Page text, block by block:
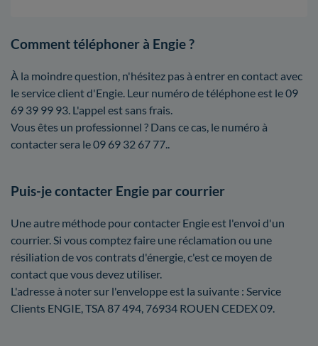
Comment téléphoner à Engie ?
À la moindre question, n'hésitez pas à entrer en contact avec
le service client d'Engie. Leur numéro de téléphone est le 09
69 39 99 93. L'appel est sans frais.
Vous êtes un professionnel ? Dans ce cas, le numéro à
contacter sera le 09 69 32 67 77..
Puis-je contacter Engie par courrier
Une autre méthode pour contacter Engie est l'envoi d'un
courrier. Si vous comptez faire une réclamation ou une
résiliation de vos contrats d'énergie, c'est ce moyen de
contact que vous devez utiliser.
L'adresse à noter sur l'enveloppe est la suivante : Service
Clients ENGIE, TSA 87 494, 76934 ROUEN CEDEX 09.